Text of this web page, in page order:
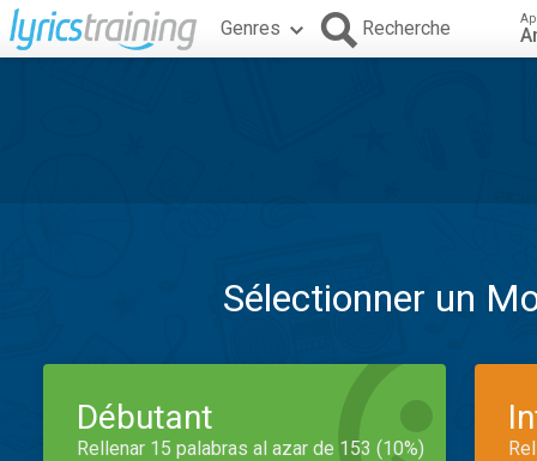
Genres Recherche
Sélectionner un
Débutant
Rellenar 15 palabras al azar de 153 (10%)